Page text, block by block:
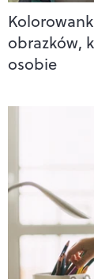
obrazków,
osobie